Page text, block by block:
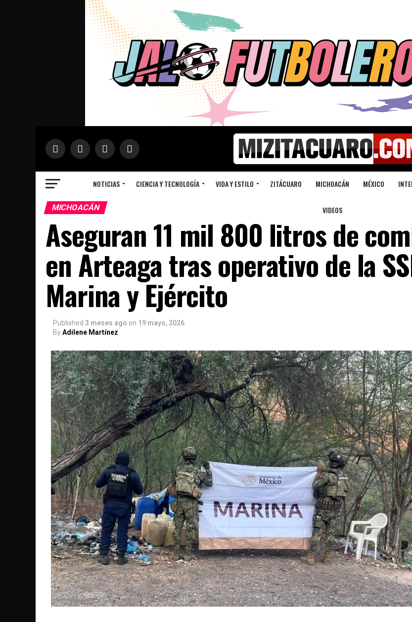
NOTICIAS CIENCIA Y TECNOLOGÍA VIDA Y ESTILO ZITÁCUARO MICHOACÁN MÉXICO
VIDEOS
MICHOACÁN
Aseguran 11 mil 800 litros de
en Arteaga tras operativo de la
Marina y Ejército
Published 3 meses ago on 19 mayo, 2026
ByAdilene Martínez